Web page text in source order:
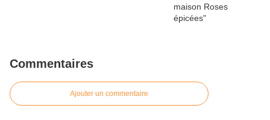
Commentaires
Ajouter un commentaire